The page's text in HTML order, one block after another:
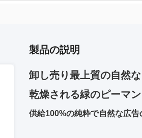
製品の説明
卸し売り最上質の自然
乾燥される緑のピーマン
供給100%の純粋で自然な広